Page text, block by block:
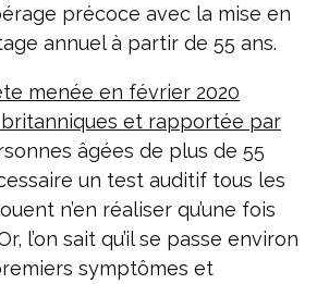
précoce avec la mise en
annuel à partir de 55 ans.
menée en février 2020
et rapportée par
âgées de plus de 55
un test auditif tous les
n’en réaliser qu’une fois
l’on sait qu’il se passe environ
symptômes et